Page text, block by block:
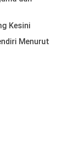
Kesini
Menurut